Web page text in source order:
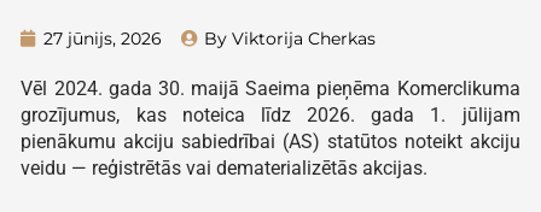
27 jūnijs, 2026 By Viktorija Cherkas
Vēl 2024. gada 30. maijā Saeima pieņēma Komerclikuma
grozījumus, kas noteica līdz 2026. gada 1. jūlijam
pienākumu akciju sabiedrībai (AS) statūtos noteikt akciju
veidu — reģistrētās vai dematerializētās akcijas.